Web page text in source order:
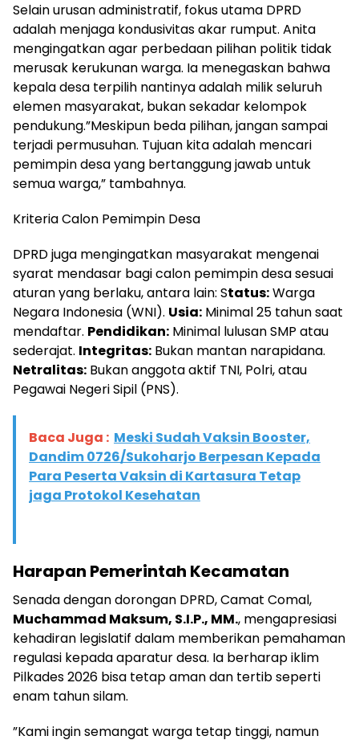
​Selain urusan administratif, fokus utama DPRD
adalah menjaga kondusivitas akar rumput. Anita
mengingatkan agar perbedaan pilihan politik tidak
merusak kerukunan warga. Ia menegaskan bahwa
kepala desa terpilih nantinya adalah milik seluruh
elemen masyarakat, bukan sekadar kelompok
pendukung.”Meskipun beda pilihan, jangan sampai
terjadi permusuhan. Tujuan kita adalah mencari
pemimpin desa yang bertanggung jawab untuk
semua warga,” tambahnya.
​Kriteria Calon Pemimpin Desa
​DPRD juga mengingatkan masyarakat mengenai
syarat mendasar bagi calon pemimpin desa sesuai
aturan yang berlaku, antara lain: Status:Warga
Negara Indonesia (WNI). Usia: Minimal 25 tahun saat
mendaftar. Pendidikan: Minimal lulusan SMP atau
sederajat.​ Integritas: Bukan mantan narapidana.​
Netralitas: Bukan anggota aktif TNI, Polri, atau
Pegawai Negeri Sipil (PNS).
Baca Juga : Meski Sudah Vaksin Booster,
Dandim 0726/Sukoharjo Berpesan Kepada
Para Peserta Vaksin di Kartasura Tetap
jaga Protokol Kesehatan
Harapan Pemerintah Kecamatan
​Senada dengan dorongan DPRD, Camat Comal,
Muchammad Maksum, S.I.P., MM., mengapresiasi
kehadiran legislatif dalam memberikan pemahaman
regulasi kepada aparatur desa. Ia berharap iklim
Pilkades 2026 bisa tetap aman dan tertib seperti
enam tahun silam.
​”Kami ingin semangat warga tetap tinggi, namun